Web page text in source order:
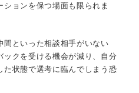
ョンを保つ場面も限られま
間といった相談相手がいない
ックを受ける機会が減り、自分
た状態で選考に臨んでしまう恐